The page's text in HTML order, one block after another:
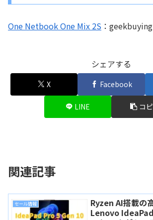
One Netbook One Mix 2S ：geekbuying
シェアする
X Facebook
LINE コ
関連記事
セール情報
Ryzen AI搭載の
Lenovo